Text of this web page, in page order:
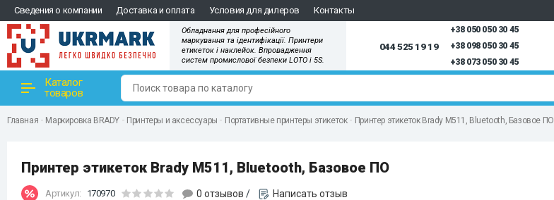
Сведения о компании Доставка и оплата Условия для дилеров Контакты
Обладнання для професійного
маркування та ідентифікації. Принтери
етикеток і наклейок. Впровадження
систем промислової безпеки LOTO і 5S.
044 525 19 19
+38 050 050 30 45
+38 098 050 30 45
+38 073 050 30 45
Каталог
товаров
Главная Маркировка BRADY Принтеры и аксессуары Портативные принтеры этикеток Принтер этикеток Brady M511, Bluetooth, Базовое ПО
Принтер этикеток Brady M511, Bluetooth, Базовое ПО
Артикул: 170970 0 отзывов / Написать отзыв